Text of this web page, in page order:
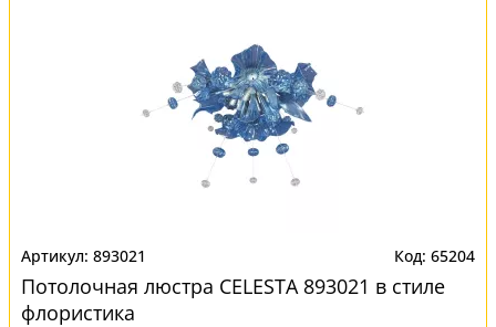
893021 65204
Потолочная люстра CELESTA 893021 в стиле
флористика